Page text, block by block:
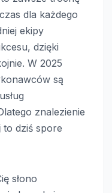
dla każdego
ekipy
dzięki
W 2025
są
znalezienie
to dziś spore
słono